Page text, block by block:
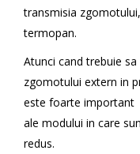
transmisia
termopan.
Atunci cand trebuie
zgomotului extern in
este foarte important
ale modului in care
redus.